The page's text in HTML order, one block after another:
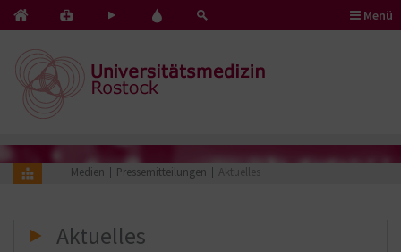
Kontakt
Notfälle
Pflege
Herz
Blut
Menü
Medien Pressemitteilungen Aktuelles
Aktuelles